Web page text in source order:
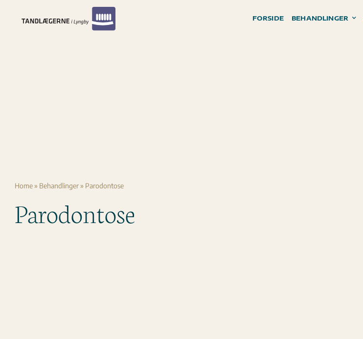
FORSIDE BEHANDLINGER
Home» Behandlinger» Parodontose
Parodontose